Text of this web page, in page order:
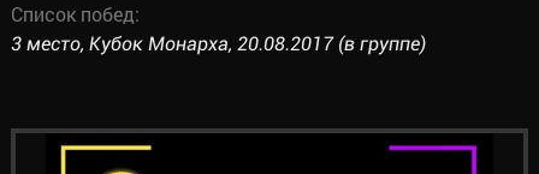
Список побед:
3 место, Кубок Монарха, 20.08.2017 (в группе)